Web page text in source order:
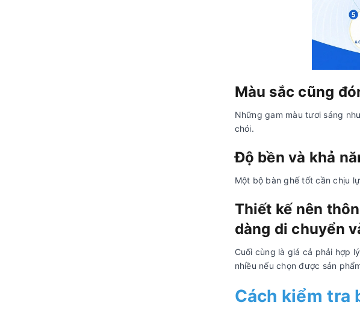
Màu sắc cũng
Những gam màu tươi sáng
chói.
Độ bền và khả
Một bộ bàn ghế tốt cần chịu
Thiết kế nên
dàng di chuyển
Cuối cùng là giá cả phải hợp
nhiều nếu chọn được sản
Cách kiểm tra